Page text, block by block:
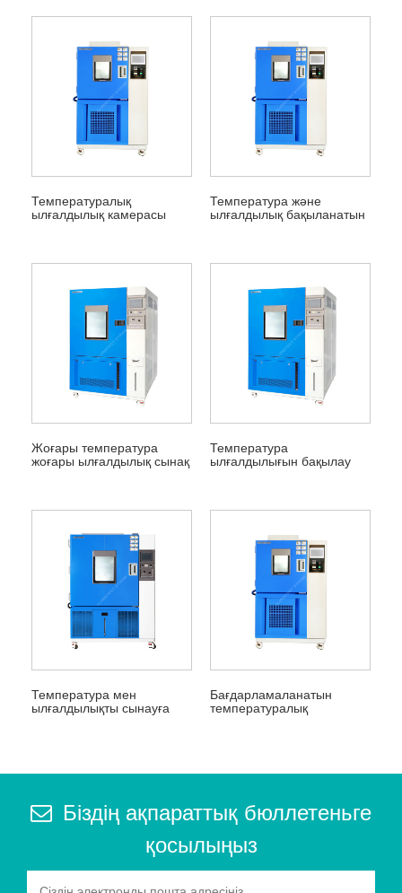
Температуралық
ылғалдылық камерасы
Температура және
ылғалдылық бақыланатын
Жоғары температура
жоғары ылғалдылық сынақ
Температура
ылғалдылығын бақылау
Температура мен
ылғалдылықты сынауға
Бағдарламаланатын
температуралық
Біздің ақпараттық бюллетеньге
қосылыңыз